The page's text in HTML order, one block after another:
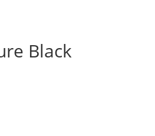
Black